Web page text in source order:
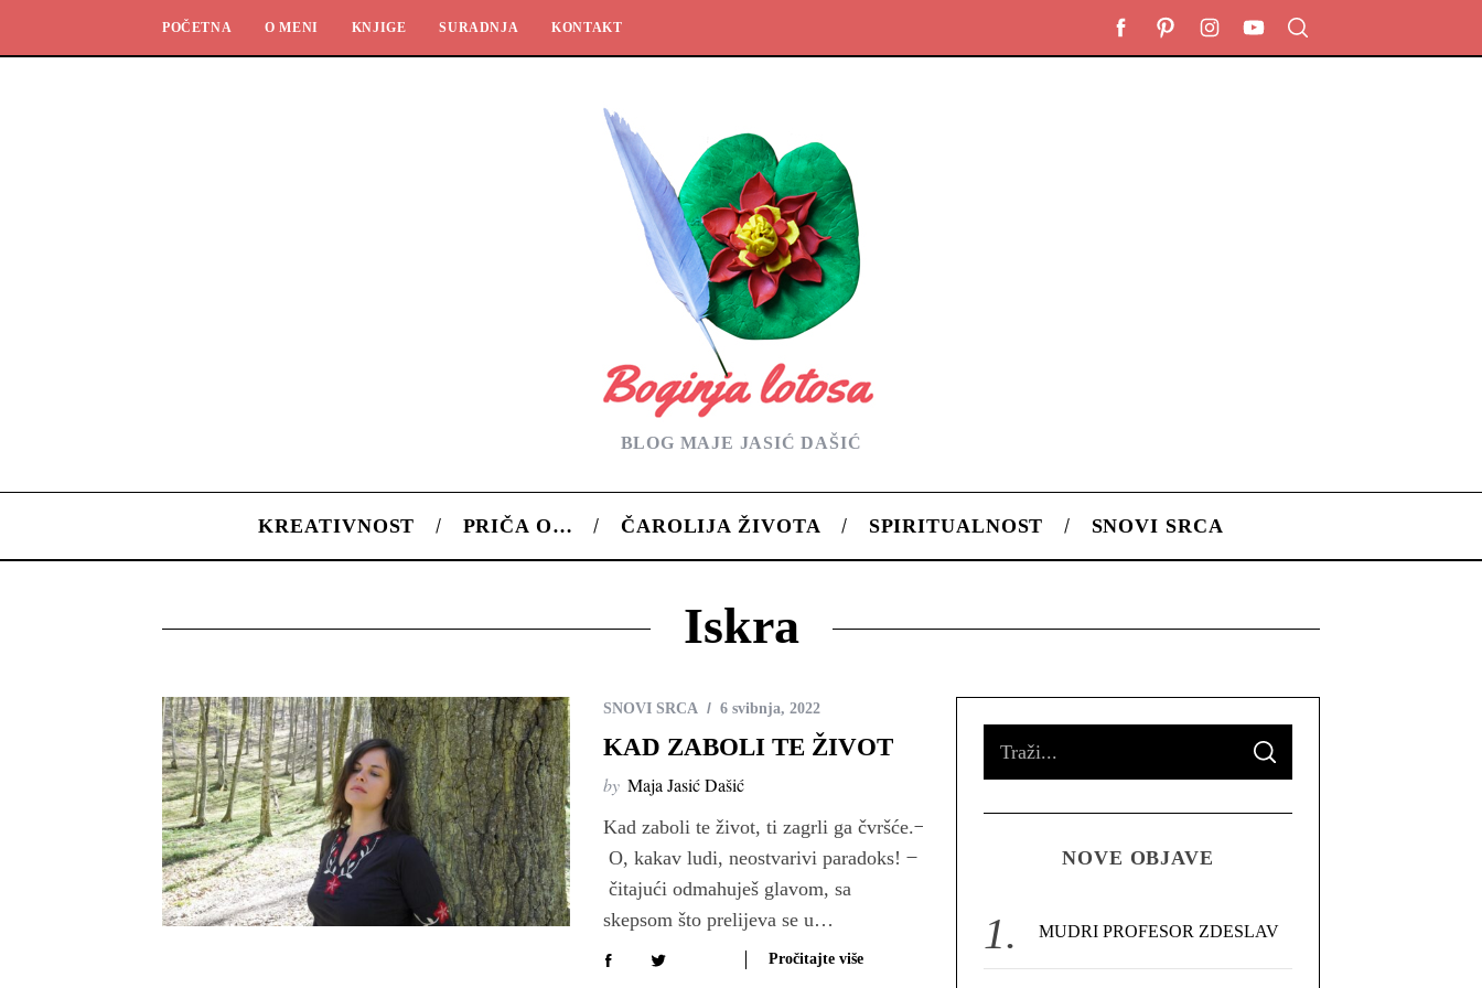
POČETNA O MENI KNJIGE SURADNJA KONTAKT
BLOG MAJE JASIĆ DAŠIĆ
KREATIVNOST PRIČA O… ČAROLIJA ŽIVOTA SPIRITUALNOST SNOVI SRCA
Iskra
SNOVI SRCA 6 svibnja, 2022
KAD ZABOLI TE ŽIVOT
by Maja Jasić Dašić
Kad zaboli te život, ti zagrli ga čvršće. ̶
O, kakav ludi, neostvarivi paradoks! ̶
čitajući odmahuješ glavom, sa
skepsom što prelijeva se u…
Pročitajte više
o
S
A
C
NOVE OBJAVE
MUDRI PROFESOR ZDESLAV